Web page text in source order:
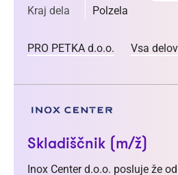
Kraj dela Polzela
PRO PETKA d.o.o. Vsa
Skladiščnik (m/ž)
Inox Center d.o.o. posluje že